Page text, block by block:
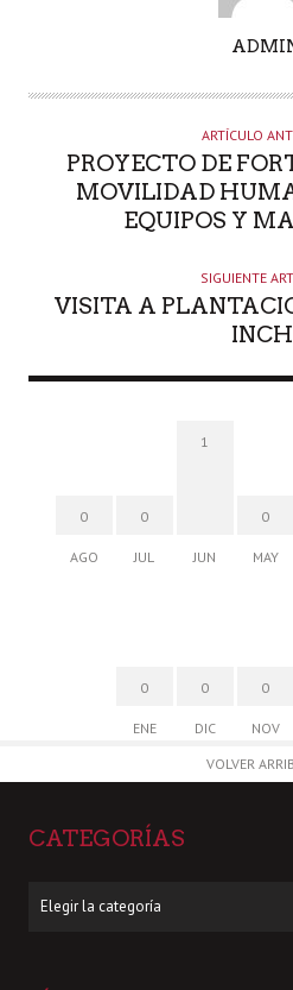
T
ARTÍCULO
PROYECTO DE
MOVILIDAD
EQUIPOS Y
SIGUIENTE
VISITA A
0
AGO
0
JUL
1
JUN
0
MAY
0
ENE
0
DIC
0
NOV
VOLVER
CATEGORÍAS